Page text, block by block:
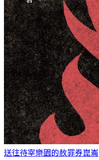
送往待宰樂園的赦罪券崑崙